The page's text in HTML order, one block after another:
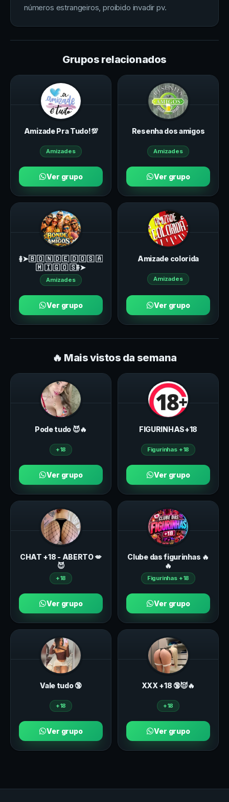
números estrangeiros, proibido invadir pv.
Grupos relacionados
Amizade Pra Tudo!💯
Amizades
Ver grupo
Resenha dos amigos
Amizades
Ver grupo
࿅➤🇧 🇴 🇳 🇩 🇪 🇩 🇴 🇸 🇦
🇲 🇮 🇬 🇴 🇸࿈➤
Amizades
Ver grupo
Amizade colorida
Amizades
Ver grupo
🔥 Mais vistos da semana
Pode tudo 😈🔥
+18
Ver grupo
FIGURINHAS+18
Figurinhas +18
Ver grupo
CHAT +18 - ABERTO 💋
😈
+18
Ver grupo
Clube das figurinhas 🔥
🔥
Figurinhas +18
Ver grupo
Vale tudo 🔞
+18
Ver grupo
ХXХ +18 🔞😈🔥
+18
Ver grupo